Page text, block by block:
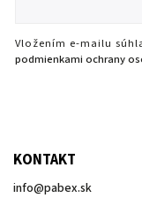
Vložením e-mailu
podmienkami ochrany
KONTAKT
info@pabex.sk